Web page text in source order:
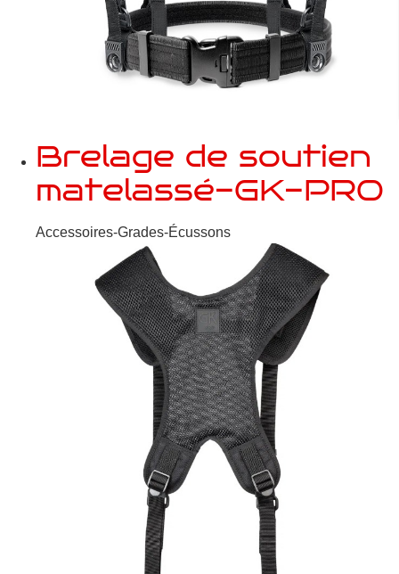
Brelage de soutien
matelassé-GK-PRO
Accessoires-Grades-Écussons